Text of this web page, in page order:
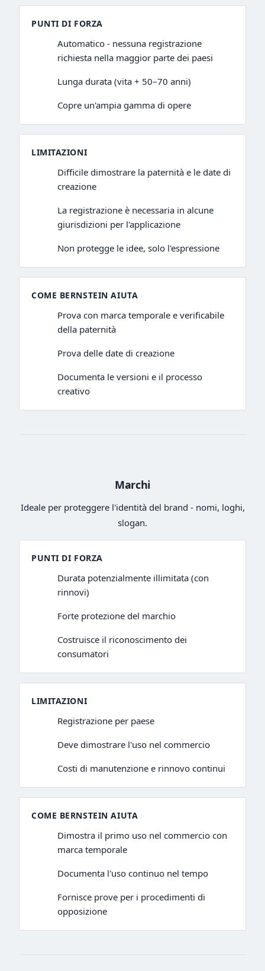
PUNTI DI FORZA
Automatico - nessuna registrazione
richiesta nella maggior parte dei paesi
Lunga durata (vita + 50–70 anni)
Copre un'ampia gamma di opere
LIMITAZIONI
Difficile dimostrare la paternità e le date di
creazione
La registrazione è necessaria in alcune
giurisdizioni per l'applicazione
Non protegge le idee, solo l'espressione
COME BERNSTEIN AIUTA
Prova con marca temporale e verificabile
della paternità
Prova delle date di creazione
Documenta le versioni e il processo
creativo
Marchi
Ideale per proteggere l'identità del brand - nomi, loghi,
slogan.
PUNTI DI FORZA
Durata potenzialmente illimitata (con
rinnovi)
Forte protezione del marchio
Costruisce il riconoscimento dei
consumatori
LIMITAZIONI
Registrazione per paese
Deve dimostrare l'uso nel commercio
Costi di manutenzione e rinnovo continui
COME BERNSTEIN AIUTA
Dimostra il primo uso nel commercio con
marca temporale
Documenta l'uso continuo nel tempo
Fornisce prove per i procedimenti di
opposizione